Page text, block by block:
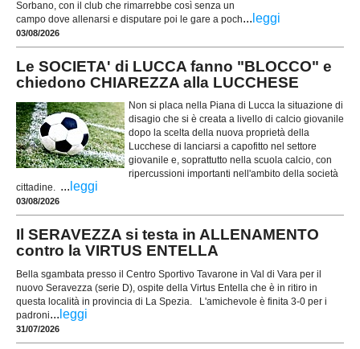
Sorbano, con il club che rimarrebbe così senza un
campo dove allenarsi e disputare poi le gare a poch... leggi
03/08/2026
Le SOCIETA' di LUCCA fanno "BLOCCO" e
chiedono CHIAREZZA alla LUCCHESE
Non si placa nella Piana di Lucca la situazione di
disagio che si è creata a livello di calcio giovanile
dopo la scelta della nuova proprietà della
Lucchese di lanciarsi a capofitto nel settore
giovanile e, soprattutto nella scuola calcio, con
ripercussioni importanti nell'ambito della società
cittadine. ... leggi
03/08/2026
Il SERAVEZZA si testa in ALLENAMENTO
contro la VIRTUS ENTELLA
Bella sgambata presso il Centro Sportivo Tavarone in Val di Vara per il
nuovo Seravezza (serie D), ospite della Virtus Entella che è in ritiro in
questa località in provincia di La Spezia. L'amichevole è finita 3-0 per i
padroni... leggi
31/07/2026